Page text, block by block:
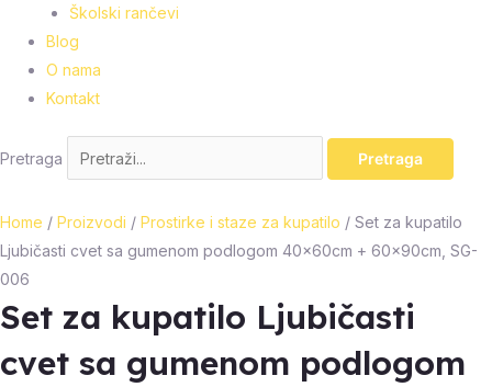
Školski rančevi
Blog
O nama
Kontakt
Pretraga Pretraga
Home / Proizvodi / Prostirke i staze za kupatilo / Set za kupatilo
Ljubičasti cvet sa gumenom podlogom 40x60cm + 60x90cm, SG-
006
Set za kupatilo Ljubičasti
cvet sa gumenom podlogom